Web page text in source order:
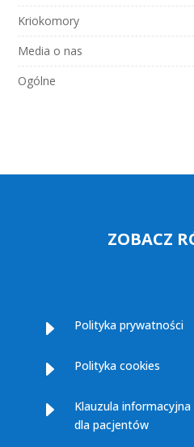
Kriokomory
Media o nas
Ogólne
ZOBACZ
E Polityka prywatności
E Polityka cookies
E
Klauzula informacyjna
dla pacjentów